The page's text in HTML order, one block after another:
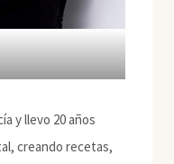
y llevo 20 años
creando recetas,